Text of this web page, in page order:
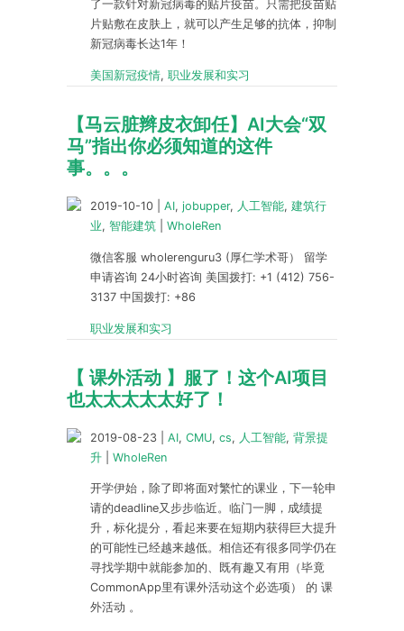
了一款针对新冠病毒的贴片疫苗。只需把疫苗贴
片贴敷在皮肤上，就可以产生足够的抗体，抑制
新冠病毒长达1年！
美国新冠疫情, 职业发展和实习
【马云脏辫皮衣卸任】AI大会“双
马”指出你必须知道的这件
事。。。
2019-10-10 AI, jobupper, 人工智能, 建筑行
业, 智能建筑 WholeRen
微信客服 wholerenguru3 (厚仁学术哥） 留学
申请咨询 24小时咨询 美国拨打: +1 (412) 756-
3137 中国拨打: +86
职业发展和实习
【 课外活动 】服了！这个AI项目
也太太太太太好了！
2019-08-23 AI, CMU, cs, 人工智能, 背景提
升
WholeRen
开学伊始，除了即将面对繁忙的课业，下一轮申
请的deadline又步步临近。临门一脚，成绩提
升，标化提分，看起来要在短期内获得巨大提升
的可能性已经越来越低。相信还有很多同学仍在
寻找学期中就能参加的、既有趣又有用（毕竟
CommonApp里有课外活动这个必选项） 的 课
外活动 。